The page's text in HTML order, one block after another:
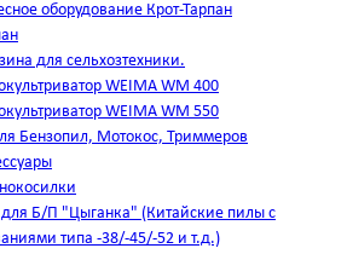
оборудование Крот-Тарпан
для сельхозтехники.
WEIMA WM 400
WEIMA WM 550
Бензопил, Мотокос, Триммеров
Б/П "Цыганка" (Китайские пилы с
типа -38/-45/-52 и т.д.)